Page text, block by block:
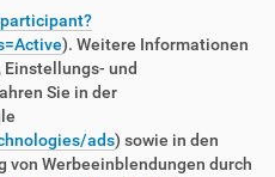
). Weitere Informationen
und
Sie in der
ads) sowie in den
von Werbeeinblendungen durch